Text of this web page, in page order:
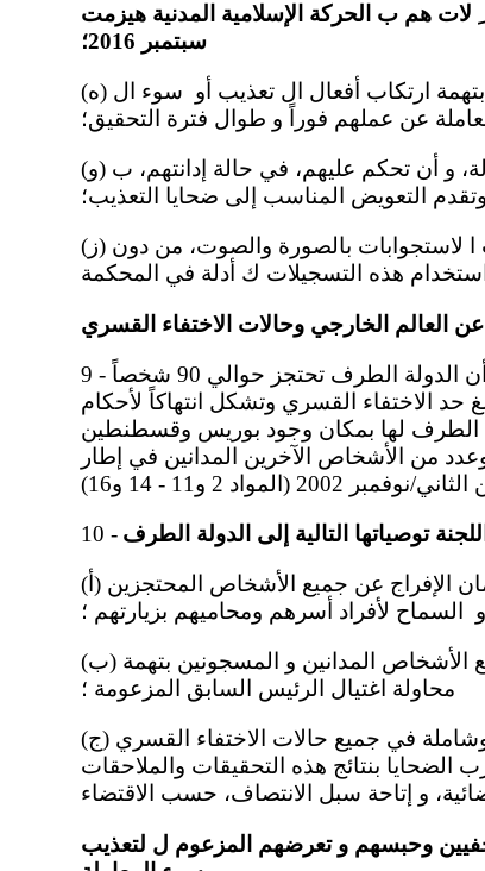
سبتمبر 2016؛
(ه) أن تكفل إيقاف جميع الأشخاص الذين يجري التحقيق معهم بتهمة ارتكاب أفعال ال تعذيب أو سوء ال
عن عملهم فوراً و طوال فترة التحقيق؛
(و) أن تقدم مرتكبي أ فع ال التعذيب وسوء المعاملة إلى العدالة، و أن تحكم عليهم، في حالة إدانتهم، ب
التعويض المناسب إلى ضحايا التعذيب؛
(ز) أن تكفل إمكانية حصول المتهمين ومحاميهم على تسجيلات ا لاستجوابات بالصورة والصوت، من دون
عن العالم الخارجي وحالات الاختفاء القسري
9 - لا تزال اللجنة تشعر بالقلق إزاء استمرار ورود تقارير مفادها أن الدولة الطرف تحتجز حوالي 90 شخصاً
الاختفاء القسري وتشكل انتهاكاً لأحكام
الطرف لها بمكان وجود بوريس وقسطنطين
من الأشخاص الآخرين المدانين في إطار
10 -
(أ) إنهاء ممارسة ا لاحتجاز بمعزل عن العالم الخارجي وضمان الإفراج عن جميع الأشخاص المحتجزين
السماح لأفراد أسرهم ومحاميهم بزيارتهم ؛
(ب) إخبار اللجنة، على سبيل الأولوية، بمصير ومكان وجود جميع الأشخاص المدانين و المسجونين بتهمة
محاولة اغتيال الرئيس السابق المزعومة ؛
(ج) اتخاذ التدابير اللازمة لضمان إجراء تحقيقات فورية ونزيهة وشاملة في جميع حالات الاختفاء القسري
الضحايا بنتائج هذه التحقيقات والملاحقات
وحبسهم و تعرضهم المزعوم ل لتعذيب